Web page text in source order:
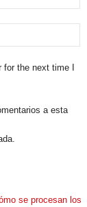
for the next time I
a esta
se procesan los